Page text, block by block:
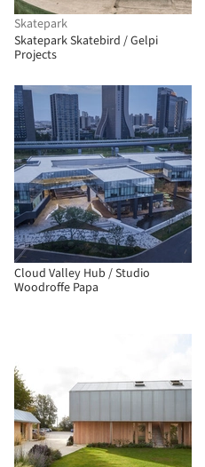
Skatepark
Skatepark Skatebird / Gelpi
Projects
Cloud Valley Hub / Studio
Woodroffe Papa